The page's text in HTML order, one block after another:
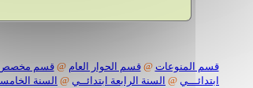
قسم المنوعات @قسم الحوار العام @قسم مخصص
ابتدائـــي @ السنة الرابعة ابتدائــي @ السنة